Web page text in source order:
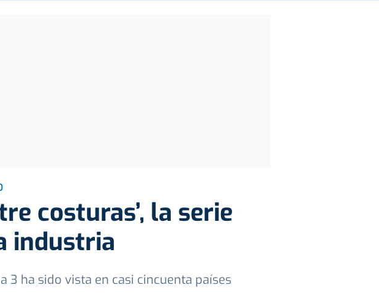
costuras’, la serie
industria
3 ha sido vista en casi cincuenta países